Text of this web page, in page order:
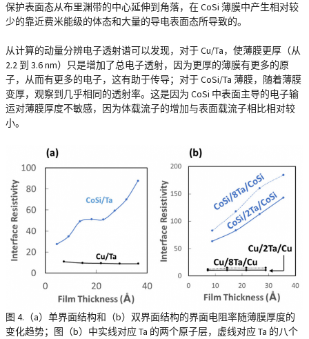
保护表面态从布里渊带的中心延伸到角落，在 CoSi 薄膜中产生相对较
少的靠近费米能级的体态和大量的导电表面态所导致的。
从计算的动量分辨电子透射谱可以发现，对于 Cu/Ta，使薄膜更厚（从
2.2 到 3.6 nm）只是增加了总电子透射，因为更厚的薄膜有更多的原
子，从而有更多的电子，这有助于传导；对于 CoSi/Ta 薄膜，随着薄膜
变厚，观察到几乎相同的透射率。这是因为 CoSi 中表面主导的电子输
运对薄膜厚度不敏感，因为体载流子的增加与表面载流子相比相对较
小。
图 4.（a）单界面结构和（b）双界面结构的界面电阻率随薄膜厚度的
变化趋势；图（b）中实线对应 Ta 的两个原子层，虚线对应 Ta 的八个